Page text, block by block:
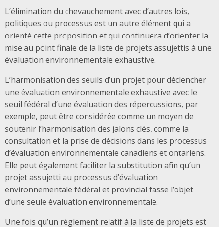
L’élimination du chevauchement avec d’autres lois,
politiques ou processus est un autre élément qui a
orienté cette proposition et qui continuera d’orienter la
mise au point finale de la liste de projets assujettis à une
évaluation environnementale exhaustive.
L’harmonisation des seuils d’un projet pour déclencher
une évaluation environnementale exhaustive avec le
seuil fédéral d’une évaluation des répercussions, par
exemple, peut être considérée comme un moyen de
soutenir l’harmonisation des jalons clés, comme la
consultation et la prise de décisions dans les processus
d’évaluation environnementale canadiens et ontariens.
Elle peut également faciliter la substitution afin qu’un
projet assujetti au processus d’évaluation
environnementale fédéral et provincial fasse l’objet
d’une seule évaluation environnementale.
Une fois qu’un règlement relatif à la liste de projets est